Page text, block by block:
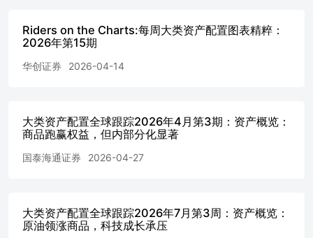
产收益及波动率（%，数据截至2026.6.30）
产配置组合风险收益分析（一）（20260401-20260630）
风险收益分析（20260401-20260630）
风险收益分析（20260401-20260630）
权重
季度保守型组合大类资产配置组合
第三季度进取型组合大类资产配置组合
二季度资产配置组合业绩表现和归因分析 1.12026年第二季
Riders on the Charts:每周大类资产配置图表精粹：
2026年第15期
华创证券 2026-04-14
大类资产配置全球跟踪2026年4月第3期：资产概览：
商品跑赢权益，但内部分化显著
国泰海通证券 2026-04-27
大类资产配置全球跟踪2026年7月第3周：资产概览：
原油领涨商品，科技成长承压